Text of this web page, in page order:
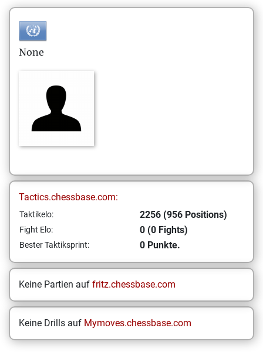
None
Tactics.chessbase.com:
Taktikelo: 2256 (956 Positions)
Fight Elo: 0 (0 Fights)
Bester Taktiksprint: 0 Punkte.
Keine Partien auf fritz.chessbase.com
Keine Drills auf Mymoves.chessbase.com